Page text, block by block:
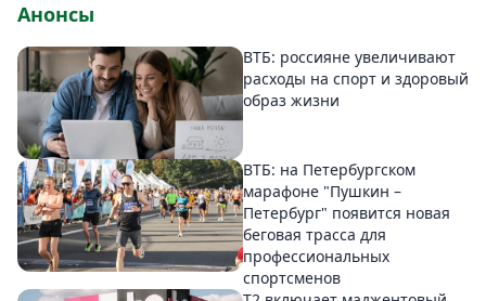
Анонсы
ВТБ: россияне увеличивают
расходы на спорт и здоровый
образ жизни
ВТБ: на Петербургском
марафоне "Пушкин –
Петербург" появится новая
беговая трасса для
профессиональных
спортсменов